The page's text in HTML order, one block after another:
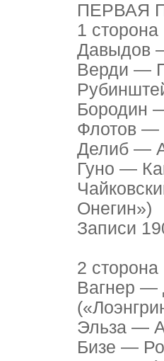
ПЕРВАЯ
1 сторона
Давыдов
Верди —
Бородин
Флотов —
Делиб —
Гуно —
Онегин»)
Записи
2 сторона
Вагнер —
Эльза —
Бизе —